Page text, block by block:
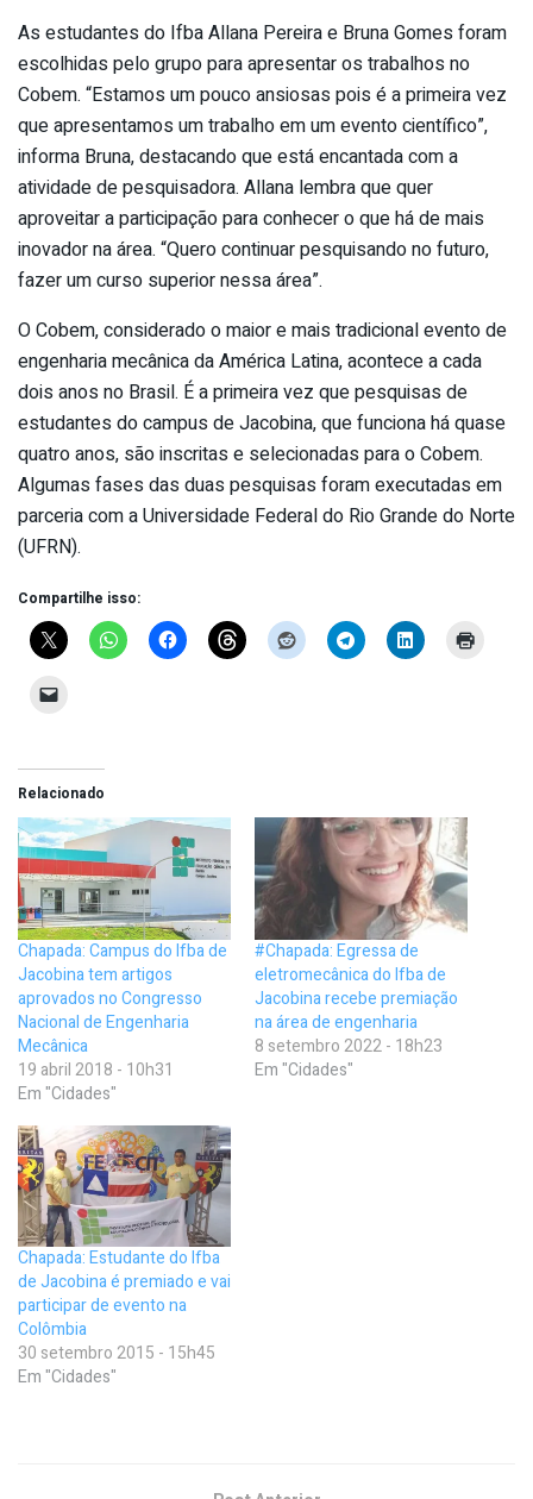
As estudantes do Ifba Allana Pereira e Bruna Gomes foram
escolhidas pelo grupo para apresentar os trabalhos no
Cobem. “Estamos um pouco ansiosas pois é a primeira vez
que apresentamos um trabalho em um evento científico”,
informa Bruna, destacando que está encantada com a
atividade de pesquisadora. Allana lembra que quer
aproveitar a participação para conhecer o que há de mais
inovador na área. “Quero continuar pesquisando no futuro,
fazer um curso superior nessa área”.
O Cobem, considerado o maior e mais tradicional evento de
engenharia mecânica da América Latina, acontece a cada
dois anos no Brasil. É a primeira vez que pesquisas de
estudantes do campus de Jacobina, que funciona há quase
quatro anos, são inscritas e selecionadas para o Cobem.
Algumas fases das duas pesquisas foram executadas em
parceria com a Universidade Federal do Rio Grande do Norte
(UFRN).
Compartilhe isso:
Relacionado
Chapada: Campus do Ifba de
Jacobina tem artigos
aprovados no Congresso
Nacional de Engenharia
Mecânica
19 abril 2018 - 10h31
Em "Cidades"
#Chapada: Egressa de
eletromecânica do Ifba de
Jacobina recebe premiação
na área de engenharia
8 setembro 2022 - 18h23
Em "Cidades"
Chapada: Estudante do Ifba
de Jacobina é premiado e vai
participar de evento na
Colômbia
30 setembro 2015 - 15h45
Em "Cidades"